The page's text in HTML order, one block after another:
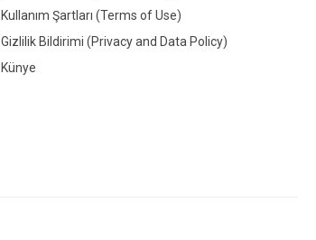
Kullanım Şartları (Terms of Use)
Gizlilik Bildirimi (Privacy and Data Policy)
Künye